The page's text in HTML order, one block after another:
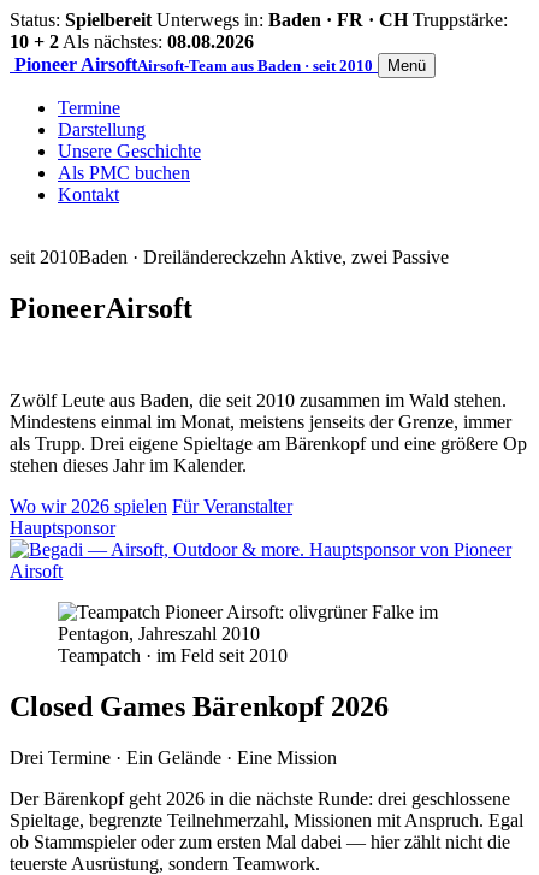
Status: Spielbereit Unterwegs in: Baden · FR · CH Truppstärke:
10 + 2 Als nächstes: 08.08.2026
Pioneer AirsoftAirsoft-Team aus Baden · seit 2010 Menü
Termine
Darstellung
Unsere Geschichte
Als PMC buchen
Kontakt
seit 2010Baden · Dreiländereckzehn Aktive, zwei Passive
PioneerAirsoft
Zwölf Leute aus Baden, die seit 2010 zusammen im Wald stehen.
Mindestens einmal im Monat, meistens jenseits der Grenze, immer
als Trupp. Drei eigene Spieltage am Bärenkopf und eine größere Op
stehen dieses Jahr im Kalender.
Wo wir 2026 spielen Für Veranstalter
Hauptsponsor
Teampatch · im Feld seit 2010
Closed Games Bärenkopf 2026
Drei Termine · Ein Gelände · Eine Mission
Der Bärenkopf geht 2026 in die nächste Runde: drei geschlossene
Spieltage, begrenzte Teilnehmerzahl, Missionen mit Anspruch. Egal
ob Stammspieler oder zum ersten Mal dabei — hier zählt nicht die
teuerste Ausrüstung, sondern Teamwork.